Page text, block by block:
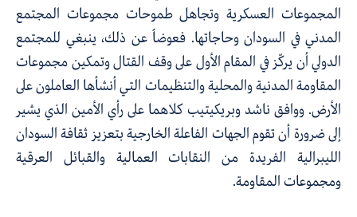
المجموعات العسكرية وتجاهل طموحات مجموعات المجتمع
المدني في السودان وحاجاتها. فعوضاً عن ذلك، ينبغي للمجتمع
الدولي أن يركّز في المقام الأول على وقف القتال وتمكين مجموعات
المقاومة المدنية والمحلية والتنظيمات التي أنشأها العاملون على
الأرض. ووافق ناشد وبريكيتيب كلاهما على رأي الأمين الذي يشير
إلى ضرورة أن تقوم الجهات الفاعلة الخارجية بتعزيز ثقافة السودان
الليبرالية الفريدة من النقابات العمالية والقبائل العرقية
ومجموعات المقاومة.